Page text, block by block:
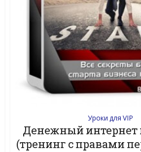
Уроки для VIP
Денежный интернет
(тренинг c правами